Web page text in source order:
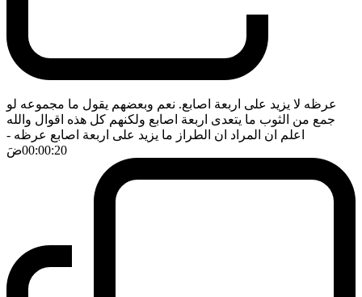
عرظه لا يزيد على اربعة اصابع. نعم وبعضهم يقول ما مجموعه لو
جمع من الثوب ما يتعدى اربعة اصابع ولكنهم كل هذه اقوال والله
اعلم ان المراد ان الطراز ما يزيد على اربعة اصابع عرظه -
00:00:20ضَ